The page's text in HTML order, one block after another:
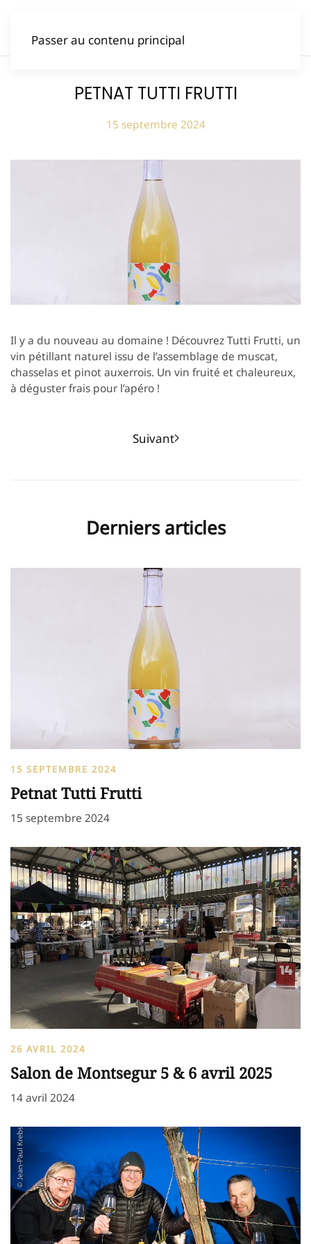
Passer au contenu principal
PETNAT TUTTI FRUTTI
15 septembre 2024
Il y a du nouveau au domaine ! Découvrez Tutti Frutti, un
vin pétillant naturel issu de l’assemblage de muscat,
chasselas et pinot auxerrois. Un vin fruité et chaleureux,
à déguster frais pour l’apéro !
Suivant
Derniers articles
15 SEPTEMBRE 2024
Petnat Tutti Frutti
15 septembre 2024
26 AVRIL 2024
Salon de Montsegur 5 & 6 avril 2025
14 avril 2024